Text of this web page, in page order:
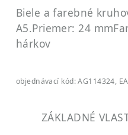
Biele a farebné
A5.Priemer: 24 mm
hárkov
objednávací kód: AG114324,
ZÁKLADNÉ